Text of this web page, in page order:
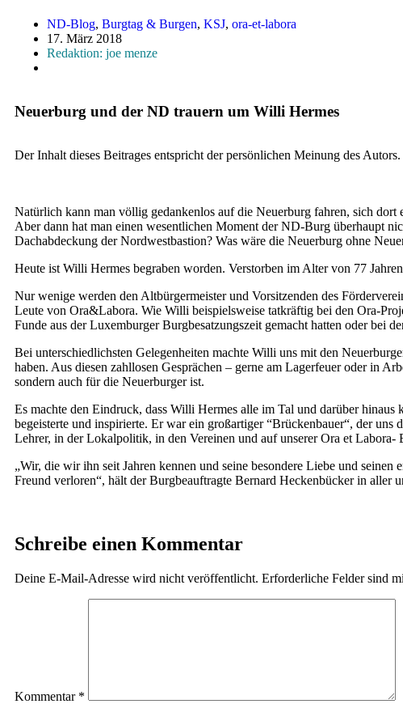
ND-Blog, Burgtag & Burgen, KSJ, ora-et-labora
17. März 2018
Redaktion: joe menze
Neuerburg und der ND trauern um Willi Hermes
Der Inhalt dieses Beitrages entspricht der persönlichen Meinung des Autors.
Natürlich kann man völlig gedankenlos auf die Neuerburg fahren, sich
Aber dann hat man einen wesentlichen Moment der ND-Burg überhaupt
Dachabdeckung der Nordwestbastion? Was wäre die Neuerburg ohne
Heute ist Willi Hermes begraben worden. Verstorben im Alter von 77
Nur wenige werden den Altbürgermeister und Vorsitzenden des
Leute von Ora&Labora. Wie Willi beispielsweise tatkräftig bei den Ora-
Funde aus der Luxemburger Burgbesatzungszeit gemacht hatten oder bei
Bei unterschiedlichsten Gelegenheiten machte Willi uns mit den
haben. Aus diesen zahllosen Gesprächen – gerne am Lagerfeuer oder in
sondern auch für die Neuerburger ist.
Es machte den Eindruck, dass Willi Hermes alle im Tal und darüber
begeisterte und inspirierte. Er war ein großartiger “Brückenbauer“, der
Lehrer, in der Lokalpolitik, in den Vereinen und auf unserer Ora et Labora-
„Wir, die wir ihn seit Jahren kennen und seine besondere Liebe und
Freund verloren“, hält der Burgbeauftragte Bernard Heckenbücker in aller
Schreibe einen Kommentar
Deine E-Mail-Adresse wird nicht veröffentlicht. Erforderliche Felder sind
Kommentar *